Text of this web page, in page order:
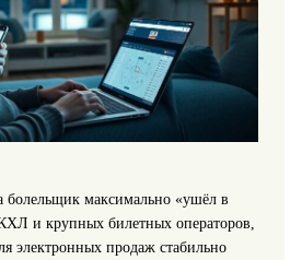
болельщик максимально «ушёл в
и крупных билетных операторов,
электронных продаж стабильно